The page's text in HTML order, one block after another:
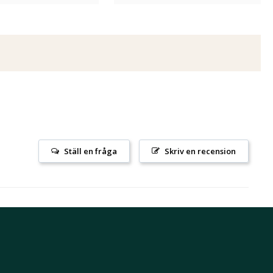
Skriv en recension
Ställ en fråga